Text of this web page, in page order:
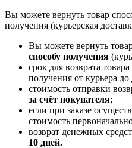
Вы можете вернуть товар
получения (курьерская
Вы можете вернуть
способу получения
срок для возврата товара
получения от курьера до
стоимость отправки
за счёт покупателя;
если при заказе
стоимость
возврат денежных
10 дней.